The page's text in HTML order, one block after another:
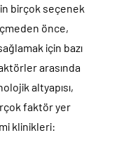
birçok seçenek
önce,
için bazı
arasında
altyapısı,
faktör yer
klinikleri: